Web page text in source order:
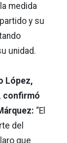
medida
y su
unidad.
López,
confirmó
“El
del
que